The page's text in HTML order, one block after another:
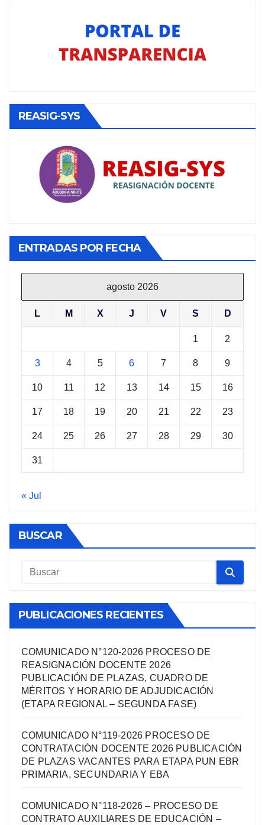
REASIG-SYS
ENTRADAS POR FECHA
agosto 2026
L M X J V S D
1 2
3 4 5 6 7 8 9
10 11 12 13 14 15 16
17 18 19 20 21 22 23
24 25 26 27 28 29 30
31
« Jul
BUSCAR
PUBLICACIONES RECIENTES
COMUNICADO N°120-2026 PROCESO DE
REASIGNACIÓN DOCENTE 2026
PUBLICACIÓN DE PLAZAS, CUADRO DE
MÉRITOS Y HORARIO DE ADJUDICACIÓN
(ETAPA REGIONAL – SEGUNDA FASE)
COMUNICADO N°119-2026 PROCESO DE
CONTRATACIÓN DOCENTE 2026 PUBLICACIÓN
DE PLAZAS VACANTES PARA ETAPA PUN EBR
PRIMARIA, SECUNDARIA Y EBA
COMUNICADO N°118-2026 – PROCESO DE
CONTRATO AUXILIARES DE EDUCACIÓN –